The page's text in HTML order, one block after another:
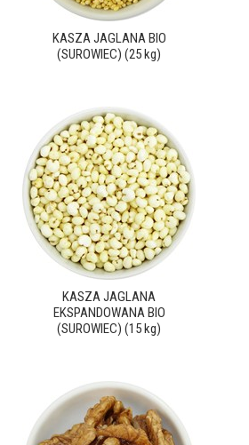
KASZA JAGLANA BIO
(SUROWIEC) (25 kg)
KASZA JAGLANA
EKSPANDOWANA BIO
(SUROWIEC) (15 kg)